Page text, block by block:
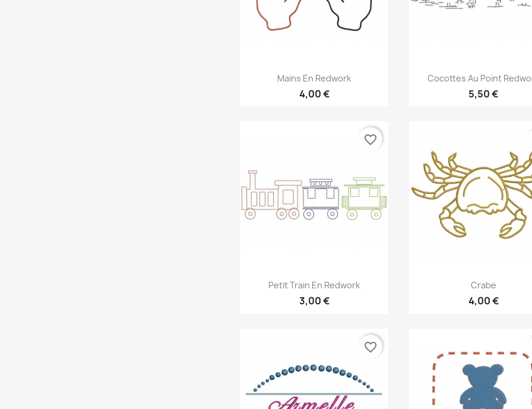
Aperçu rapide
Mains En Redwork
4,00 €
Aperçu rapide
Cocottes Au Point
5,50 €
Aperçu rapide
Petit Train En Redwork
3,00 €
favorite_border
Aperçu rapide
Crabe
4,00 €
favorite_border